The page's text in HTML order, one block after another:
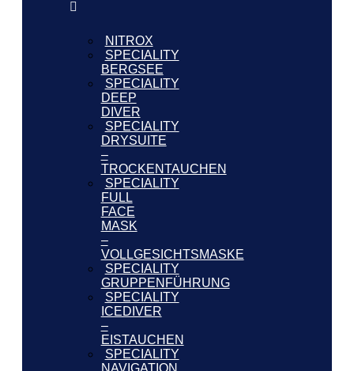
NITROX
SPECIALITY
BERGSEE
SPECIALITY
DEEP
DIVER
SPECIALITY
DRYSUITE
–
TROCKENTAUCHEN
SPECIALITY
FULL
FACE
MASK
–
VOLLGESICHTSMASKE
SPECIALITY
GRUPPENFÜHRUNG
SPECIALITY
ICEDIVER
–
EISTAUCHEN
SPECIALITY
NAVIGATION